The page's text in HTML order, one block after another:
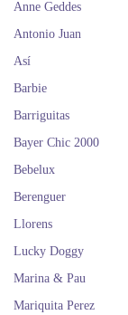
neuen tollen Las
Puppen fördern die
Sie können Las
Zubehör, das Sie
Wenn Sie die Las
Sie die
Las
online
Anne Geddes
Antonio Juan
Así
Barbie
Barriguitas
Bayer Chic 2000
Bebelux
Berenguer
Llorens
Lucky Doggy
Marina & Pau
Mariquita Perez